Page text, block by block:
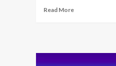
Read More